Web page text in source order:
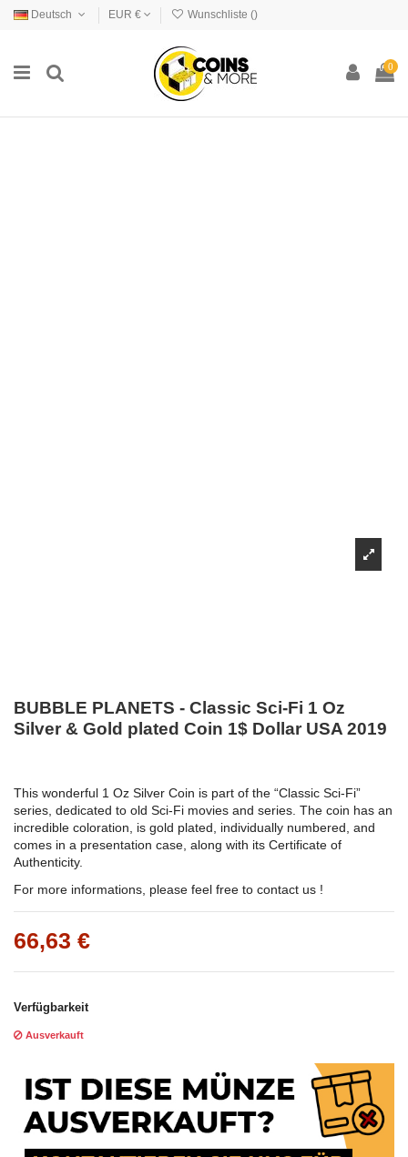
Deutsch EUR € Wunschliste ()
0
BUBBLE PLANETS - Classic Sci-Fi 1 Oz
Silver & Gold plated Coin 1$ Dollar USA 2019
This wonderful 1 Oz Silver Coin is part of the “Classic Sci-Fi”
series, dedicated to old Sci-Fi movies and series. The coin has an
incredible coloration, is gold plated, individually numbered, and
comes in a presentation case, along with its Certificate of
Authenticity.
For more informations, please feel free to contact us !
66,63 €
Verfügbarkeit
Ausverkauft